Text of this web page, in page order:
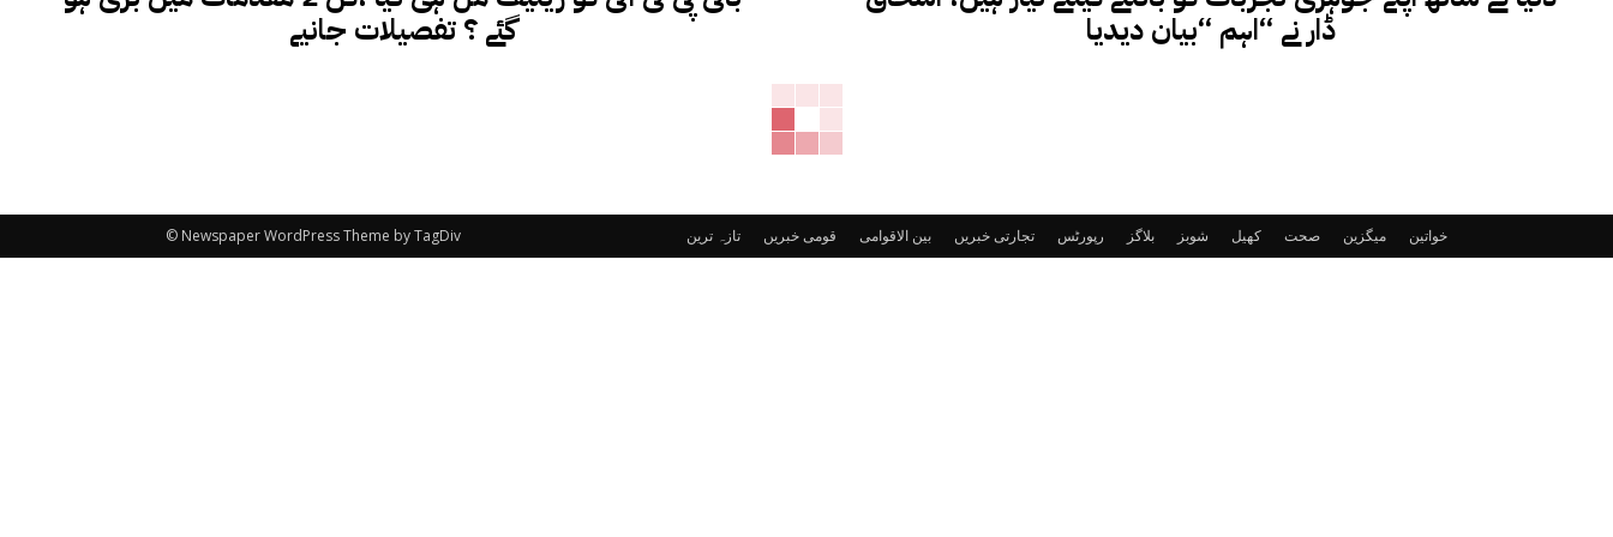
گئے ؟ تفصیلات جانیے ڈار نے “اہم “بیان دیدیا
تازہ ترین قومی خبریں بین الاقوامی تجارتی خبریں رپورٹس بلاگز شوبز کھیل صحت میگزین خواتین © Newspaper WordPress Theme by TagDiv